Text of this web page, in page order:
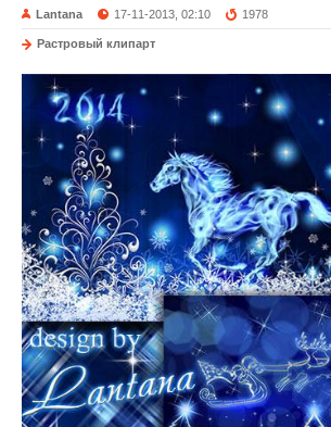
Lantana 17-11-2013, 02:10 1978
Растровый клипарт